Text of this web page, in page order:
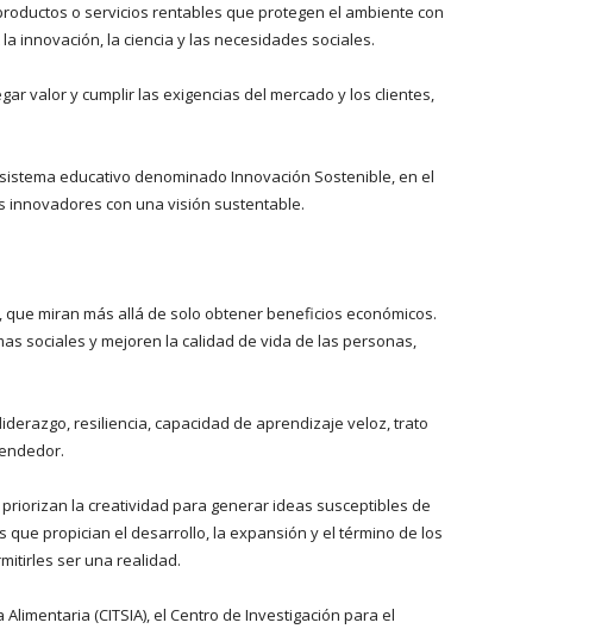
o servicios rentables que protegen el ambiente con
innovación, la ciencia y las necesidades sociales.
valor y cumplir las exigencias del mercado y los clientes,
educativo denominado Innovación Sostenible, en el
con una visión sustentable.
miran más allá de solo obtener beneficios económicos.
sociales y mejoren la calidad de vida de las personas,
resiliencia, capacidad de aprendizaje veloz, trato
la creatividad para generar ideas susceptibles de
propician el desarrollo, la expansión y el término de los
ser una realidad.
(CITSIA), el Centro de Investigación para el